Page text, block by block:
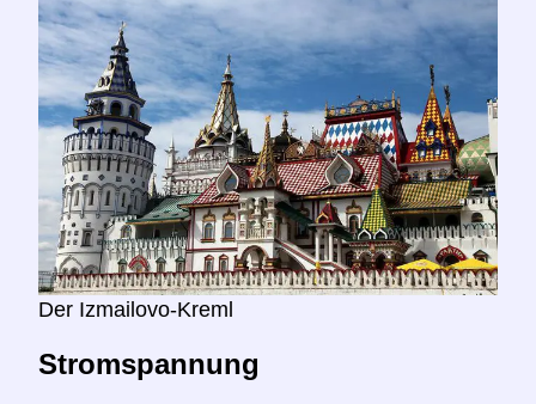
Der Izmailovo-Kreml
Stromspannung